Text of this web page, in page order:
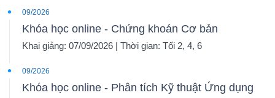
09/2026
Khóa học online - Chứng khoán Cơ bản
Khai giảng: 07/09/2026 | Thời gian: Tối 2, 4, 6
09/2026
Khóa học online - Phân tích Kỹ thuật Ứng dụng